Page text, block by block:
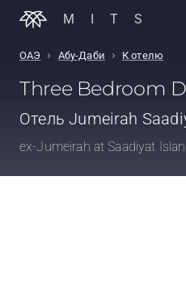
MITS
ОАЭ › Абу-Даби › К отелю
Three Bedroom
ОтельJumeirah
ex-Jumeirah at Saadiyat